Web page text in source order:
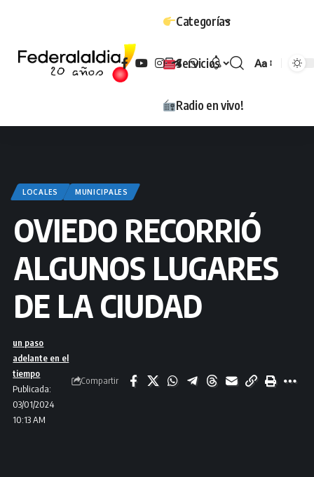
Categorías
Servicios
Radio en vivo!
Tamaño
Aa
LOCALES MUNICIPALES
OVIEDO RECORRIÓ
ALGUNOS LUGARES
DE LA CIUDAD
Publicada:
03/01/2024
10:13 AM
un paso
adelante en el
tiempo
Compartir